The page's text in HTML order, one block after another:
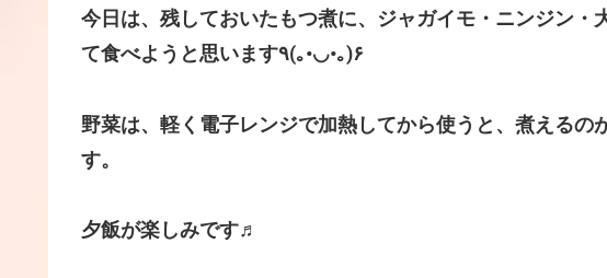
今日は、残しておいたもつ煮に、ジャガイモ・ニンジン・
て食べようと思います٩(｡•◡•｡)۶
野菜は、軽く電子レンジで加熱してから使うと、煮えるの
す。
夕飯が楽しみです♬